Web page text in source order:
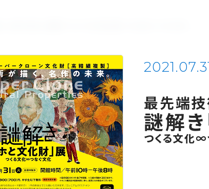
アーカイブ
最先端技
謎解き
つくる文化∞